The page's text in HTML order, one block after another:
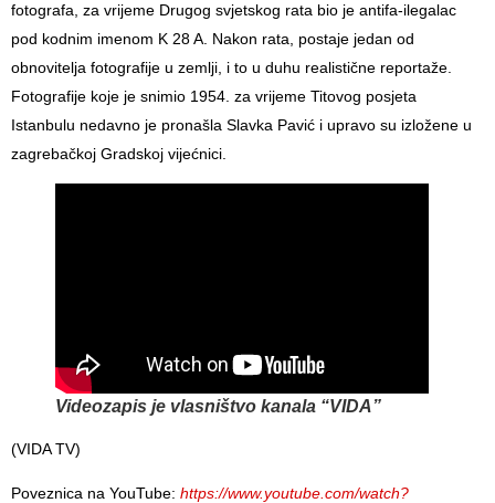
fotografa, za vrijeme Drugog svjetskog rata bio je antifa-ilegalac
pod kodnim imenom K 28 A. Nakon rata, postaje jedan od
obnovitelja fotografije u zemlji, i to u duhu realistične reportaže.
Fotografije koje je snimio 1954. za vrijeme Titovog posjeta
Istanbulu nedavno je pronašla Slavka Pavić i upravo su izložene u
zagrebačkoj Gradskoj vijećnici.
Videozapis je vlasništvo kanala “VIDA”
(VIDA TV)
Poveznica na YouTube: https://www.youtube.com/watch?